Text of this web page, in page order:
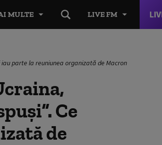
LIVE FM
MULTE
parte la reuniunea organizată de Macron
Ce
de